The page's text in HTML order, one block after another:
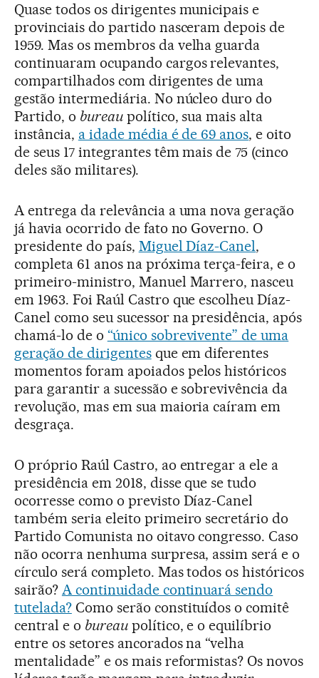
Quase todos os dirigentes municipais e
provinciais do partido nasceram depois de
1959. Mas os membros da velha guarda
continuaram ocupando cargos relevantes,
compartilhados com dirigentes de uma
gestão intermediária. No núcleo duro do
Partido, o bureaupolítico, sua mais alta
instância, a idade média é de 69 anos, e oito
de seus 17 integrantes têm mais de 75 (cinco
deles são militares).
A entrega da relevância a uma nova geração
já havia ocorrido de fato no Governo. O
presidente do país, Miguel Díaz-Canel,
completa 61 anos na próxima terça-feira, e o
primeiro-ministro, Manuel Marrero, nasceu
em 1963. Foi Raúl Castro que escolheu Díaz-
Canel como seu sucessor na presidência, após
chamá-lo de o “único sobrevivente” de uma
geração de dirigentesque em diferentes
momentos foram apoiados pelos históricos
para garantir a sucessão e sobrevivência da
revolução, mas em sua maioria caíram em
desgraça.
O próprio Raúl Castro, ao entregar a ele a
presidência em 2018, disse que se tudo
ocorresse como o previsto Díaz-Canel
também seria eleito primeiro secretário do
Partido Comunista no oitavo congresso. Caso
não ocorra nenhuma surpresa, assim será e o
círculo será completo. Mas todos os históricos
sairão? A continuidade continuará sendo
tutelada?Como serão constituídos o comitê
central e o bureaupolítico, e o equilíbrio
entre os setores ancorados na “velha
mentalidade” e os mais reformistas? Os novos